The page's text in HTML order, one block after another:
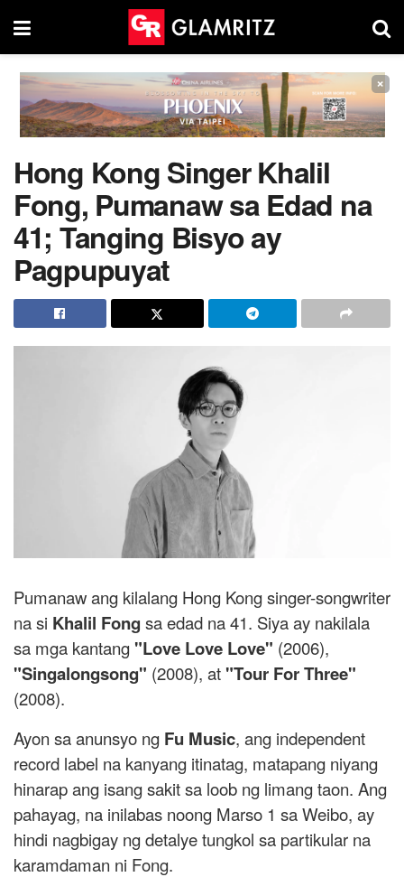
×
Hong Kong Singer Khalil
Fong, Pumanaw sa Edad na
41; Tanging Bisyo ay
Pagpupuyat
Pumanaw ang kilalang Hong Kong singer-songwriter
na si Khalil Fong sa edad na 41. Siya ay nakilala
sa mga kantang "Love Love Love" (2006),
"Singalongsong" (2008), at "Tour For Three"
(2008).
Ayon sa anunsyo ng Fu Music, ang independent
record label na kanyang itinatag, matapang niyang
hinarap ang isang sakit sa loob ng limang taon. Ang
pahayag, na inilabas noong Marso 1 sa Weibo, ay
hindi nagbigay ng detalye tungkol sa partikular na
karamdaman ni Fong.